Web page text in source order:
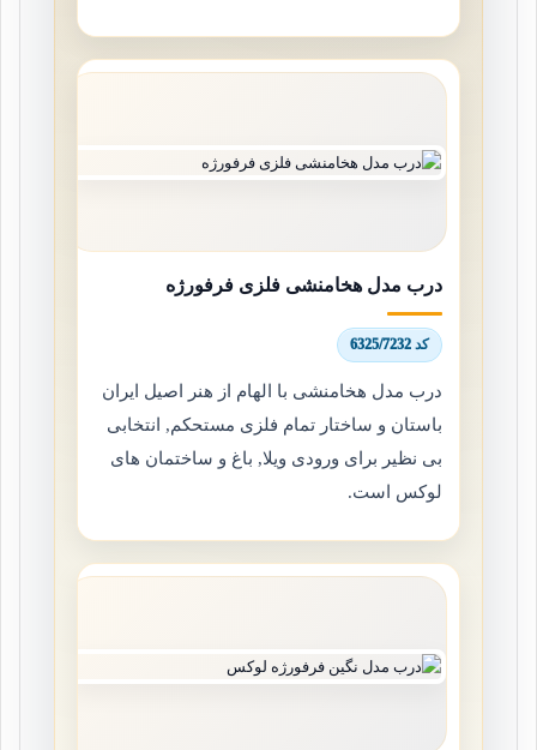
درب مدل هخامنشی فلزی فرفورژه
کد 6325/7232
درب مدل هخامنشی با الهام از هنر اصیل ایران
باستان و ساختار تمام فلزی مستحکم, انتخابی
بی نظیر برای ورودی ویلا, باغ و ساختمان های
لوکس است.